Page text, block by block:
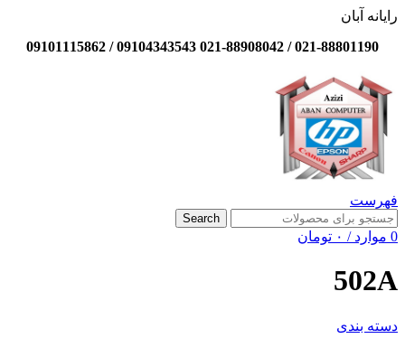
رایانه آبان
021-88801190 / 021-88908042 09104343543 / 09101115862
فهرست
Search
0 موارد / ۰ تومان
502A
دسته بندی